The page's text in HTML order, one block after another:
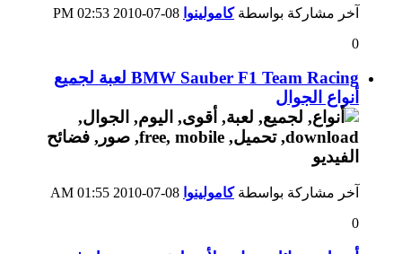
آخر مشاركة بواسطةكامولينوا
02:53 PM
0
BMW Sauber F1 Team Racing لعبة لجميع
أنواع الجوال
آخر مشاركة بواسطةكامولينوا
01:55 AM
0